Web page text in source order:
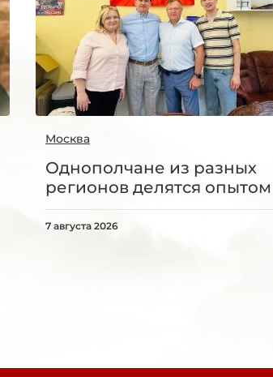
Москва
Однополчане из разных
регионов делятся опытом
7 августа 2026